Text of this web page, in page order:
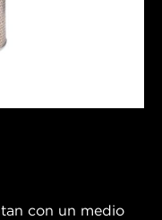
con un medio